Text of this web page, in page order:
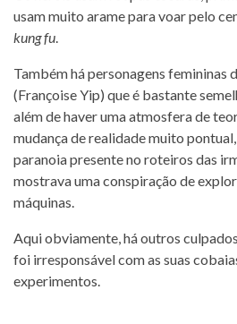
usam muito arame para voar pelo
kung fu
Também há personagens femininas
(Françoise Yip) que é bastante
além de haver uma atmosfera de
mudança de realidade muito
paranoia presente no roteiros das
mostrava uma conspiração de
máquinas.
Aqui obviamente, há outros
foi irresponsável com as suas
experimentos.